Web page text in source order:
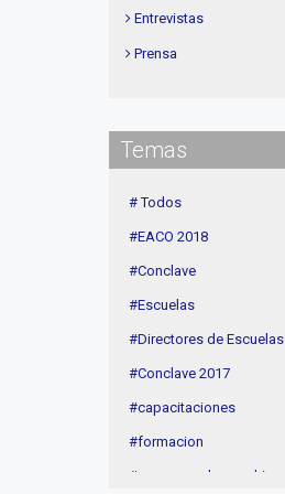
Entrevistas
Prensa
Contenidos de Interés
Cuota
Agenda
Linea Sociedad
Temas
# Todos
#EACO 2018
#Conclave
#Escuelas
#Directores de Escuelas
#Conclave 2017
#capacitaciones
#formacion
#procesos de coaching